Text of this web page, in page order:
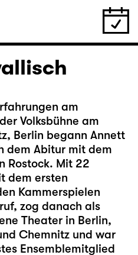
am
Volksbühne am
Berlin begann Annett
dem Abitur mit dem
Rostock. Mit 22
dem ersten
Kammerspielen
zog danach als
Theater in Berlin,
Chemnitz und war
Ensemblemitglied